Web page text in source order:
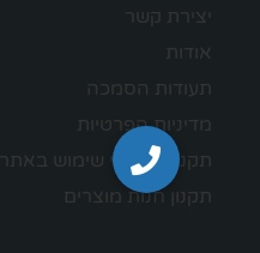
יצירת קשר
אודות
תעודות הסמכה
מדיניות הפרטיות
תקנון – תנאי שימוש באתר
תקנון חנות מוצרים